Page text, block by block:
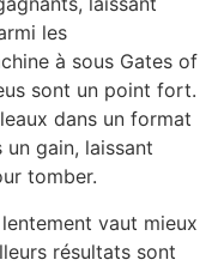
les
à sous Gates of
sont un point fort.
dans un format
gain, laissant
tomber.
vaut mieux
résultats sont